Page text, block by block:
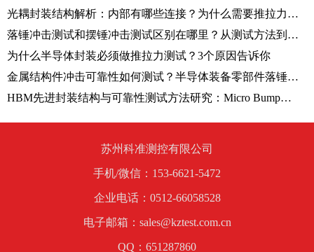
光耦封装结构解析：内部有哪些连接？为什么需要推拉力测试仪验证？
落锤冲击测试和摆锤冲击测试区别在哪里？从测试方法到应用场景解析
为什么半导体封装必须做推拉力测试？3个原因告诉你
金属结构件冲击可靠性如何测试？半导体装备零部件落锤冲击试验方法解析
HBM先进封装结构与可靠性测试方法研究：Micro Bump剪切测试技术解析
苏州科准测控有限公司
手机/微信：153-6621-5472
企业电话：0512-66058528
电子邮箱：sales@kztest.com.cn
QQ：651287860